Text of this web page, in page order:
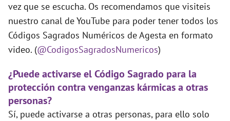
vez que se escucha. Os recomendamos que visiteis
nuestro canal de YouTube para poder tener todos los
Códigos Sagrados Numéricos de Agesta en formato
video. (@CodigosSagradosNumericos)
¿Puede activarse el Código Sagrado para la
protección contra venganzas kármicas a otras
personas?
Sí, puede activarse a otras personas, para ello solo